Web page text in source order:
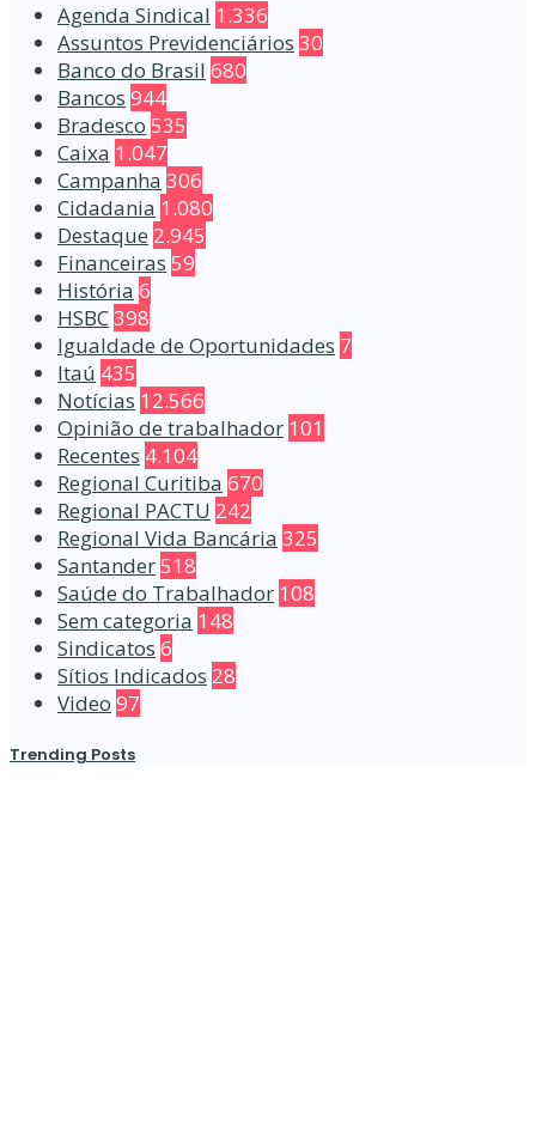
Agenda Sindical 1.336
Assuntos Previdenciários 30
Banco do Brasil 680
Bancos 944
Bradesco 535
Caixa 1.047
Campanha 306
Cidadania 1.080
Destaque 2.945
Financeiras 59
História 6
HSBC398
Igualdade de Oportunidades 7
Itaú 435
Notícias 12.566
Opinião de trabalhador 101
Recentes 4.104
Regional Curitiba 670
Regional PACTU 242
Regional Vida Bancária 325
Santander518
Saúde do Trabalhador 108
Sem categoria 148
Sindicatos 6
Sítios Indicados 28
Video 97
Trending Posts